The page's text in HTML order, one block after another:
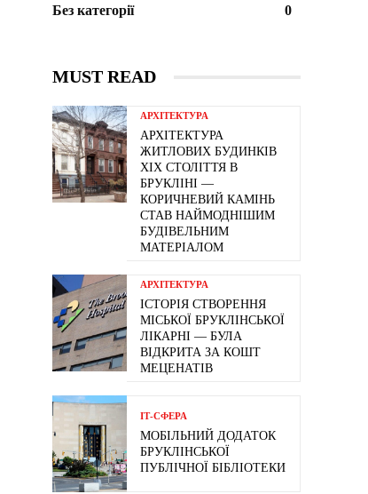
Без категорії
0
MUST READ
АРХІТЕКТУРА
АРХІТЕКТУРА
ЖИТЛОВИХ БУДИНКІВ
ХІХ СТОЛІТТЯ В
БРУКЛІНІ —
КОРИЧНЕВИЙ КАМІНЬ
СТАВ НАЙМОДНІШИМ
БУДІВЕЛЬНИМ
МАТЕРІАЛОМ
АРХІТЕКТУРА
ІСТОРІЯ СТВОРЕННЯ
МІСЬКОЇ БРУКЛІНСЬКОЇ
ЛІКАРНІ — БУЛА
ВІДКРИТА ЗА КОШТ
МЕЦЕНАТІВ
ІТ-СФЕРА
МОБІЛЬНИЙ ДОДАТОК
БРУКЛІНСЬКОЇ
ПУБЛІЧНОЇ БІБЛІОТЕКИ